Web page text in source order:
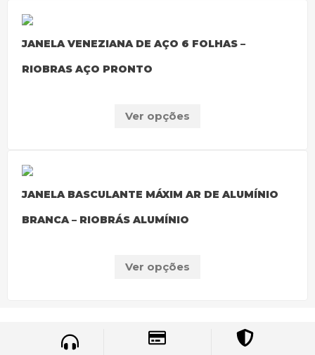
JANELA VENEZIANA DE AÇO 6 FOLHAS –
RIOBRAS AÇO PRONTO
Ver opções
JANELA BASCULANTE MÁXIM AR DE ALUMÍNIO
BRANCA – RIOBRÁS ALUMÍNIO
Ver opções